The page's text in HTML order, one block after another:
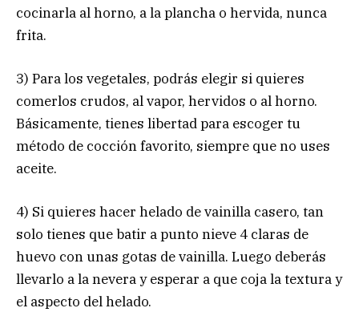
cocinarla al horno, a la plancha o hervida, nunca
frita.
3) Para los vegetales, podrás elegir si quieres
comerlos crudos, al vapor, hervidos o al horno.
Básicamente, tienes libertad para escoger tu
método de cocción favorito, siempre que no uses
aceite.
4) Si quieres hacer helado de vainilla casero, tan
solo tienes que batir a punto nieve 4 claras de
huevo con unas gotas de vainilla. Luego deberás
llevarlo a la nevera y esperar a que coja la textura y
el aspecto del helado.